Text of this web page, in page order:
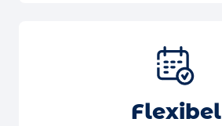
Flexibel